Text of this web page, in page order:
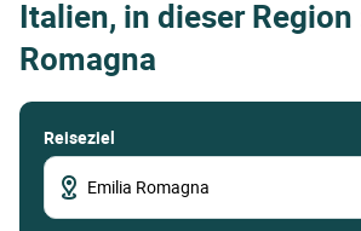
Italien, in dieser Region
Romagna
Reiseziel